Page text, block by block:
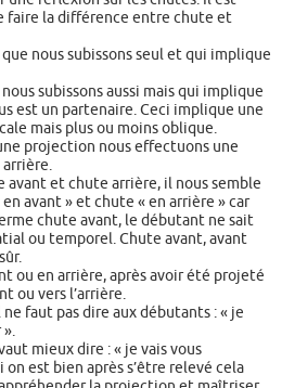
faire la différence entre chute et
nous subissons seul et qui implique
subissons aussi mais qui implique
est un partenaire. Ceci implique une
mais plus ou moins oblique.
projection nous effectuons une
avant et chute arrière, il nous semble
avant » et chute « en arrière » car
chute avant, le débutant ne sait
ou temporel. Chute avant, avant
ou en arrière, après avoir été projeté
ou vers l’arrière.
faut pas dire aux débutants : « je
mieux dire : « je vais vous
on est bien après s’être relevé cela